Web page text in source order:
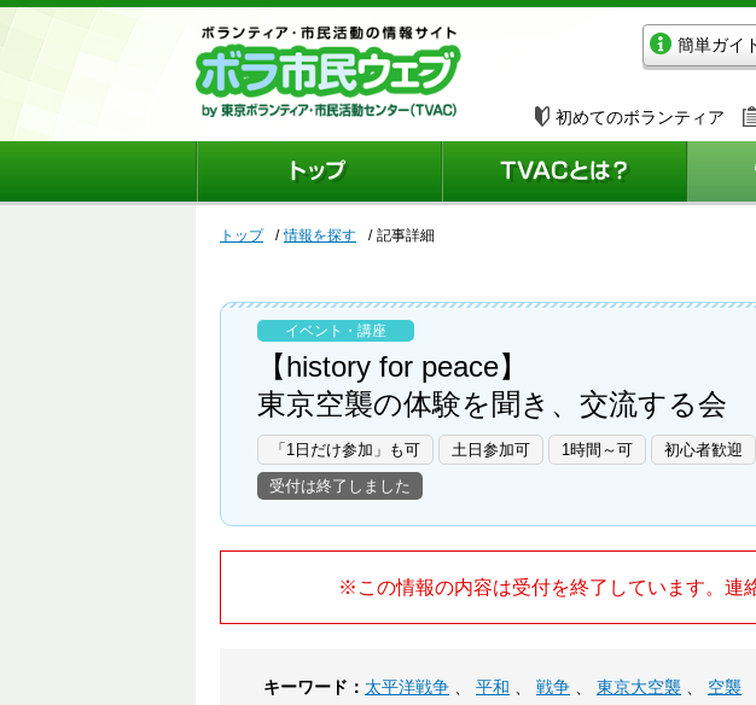
簡単ガイ
初めてのボランティア
トップ 情報を探す 記事詳細
イベント・講座
【history for peace】
東京空襲の体験を聞き、交流する会
「1日だけ参加」も可 土日参加可 1時間～可 初心者歓迎
受付は終了しました
※この情報の内容は受付を終了しています。連
キーワード： 太平洋戦争 平和 戦争 東京大空襲
空襲